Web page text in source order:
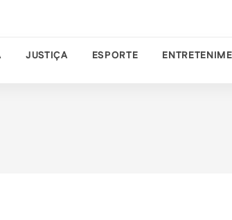
JUSTIÇA ESPORTE